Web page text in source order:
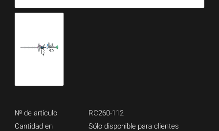
№ de artículo
RC260-112
Cantidad en
Sólo disponible para clientes